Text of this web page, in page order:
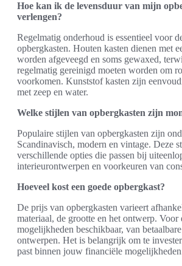
Hoe kan ik de levensduur van mijn
verlengen?
Regelmatig onderhoud is essentieel voor
opbergkasten. Houten kasten dienen met
worden afgeveegd en soms gewaxed,
regelmatig gereinigd moeten worden om
voorkomen. Kunststof kasten zijn
met zeep en water.
Welke stijlen van opbergkasten zijn
Populaire stijlen van opbergkasten zijn
Scandinavisch, modern en vintage. Deze
verschillende opties die passen bij
interieurontwerpen en voorkeuren van
Hoeveel kost een goede opbergkast?
De prijs van opbergkasten varieert
materiaal, de grootte en het ontwerp.
mogelijkheden beschikbaar, van
ontwerpen. Het is belangrijk om te
past binnen jouw financiële